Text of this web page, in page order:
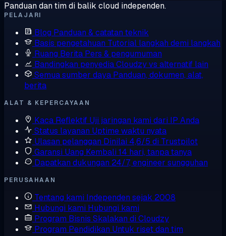
Panduan dan tim di balik cloud independen.
PELAJARI
Blog Panduan & catatan teknik
Basis pengetahuan Tutorial langkah demi langkah
Ruang Berita Pers & pengumuman
Bandingkan penyediaCloudzy vs alternatif lain
Semua sumber daya Panduan, dokumen, alat,
berita
ALAT & KEPERCAYAAN
Kaca Reflektif Uji jaringan kami dari IP Anda
Status layanan Uptime waktu nyata
Ulasan pelanggan Dinilai 4,6/5 di Trustpilot
Garansi Uang Kembali 14 hari, tanpa tanya
Dapatkan dukungan 24/7, engineer sungguhan
PERUSAHAAN
Tentang kami Independen sejak 2008
Hubungi kami Hubungi kami
Program Bisnis Skalakan di Cloudzy
Program Pendidikan Untuk riset dan tim